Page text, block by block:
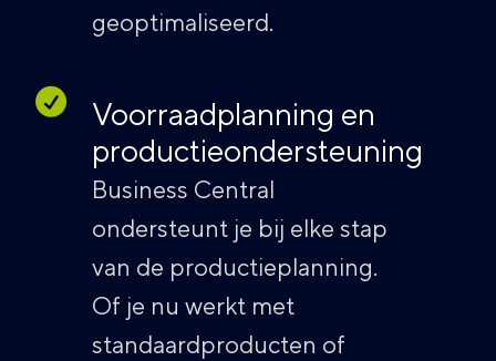
geoptimaliseerd.
Voorraadplanning en
productieondersteuning
Business Central
ondersteunt je bij elke stap
van de productieplanning.
Of je nu werkt met
standaardproducten of